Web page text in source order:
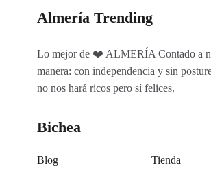
Almería Trending
Lo mejor de ❤️ ALMERÍA Contado a
manera: con independencia y sin
no nos hará ricos pero sí felices.
Bichea
Blog
Tienda